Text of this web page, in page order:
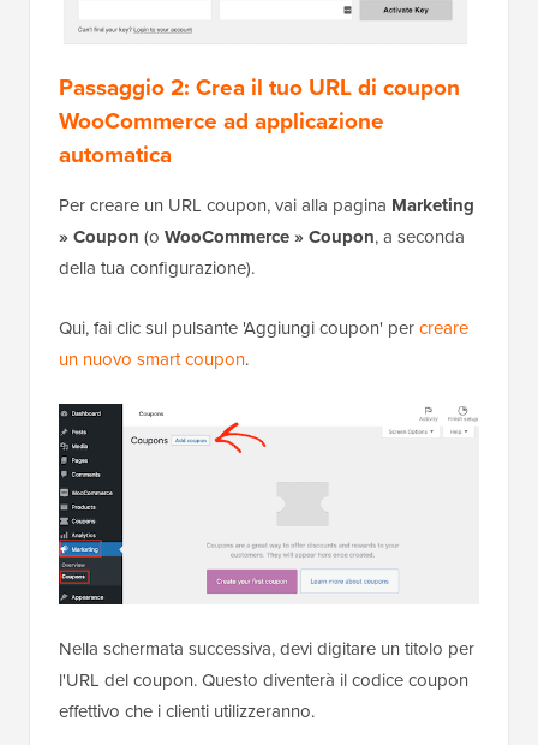
Passaggio 2: Crea il tuo URL di coupon
WooCommerce ad applicazione
automatica
Per creare un URL coupon, vai alla pagina Marketing
» Coupon (o WooCommerce » Coupon, a seconda
della tua configurazione).
Qui, fai clic sul pulsante 'Aggiungi coupon' percreare
un nuovo smart coupon.
Nella schermata successiva, devi digitare un titolo per
l'URL del coupon. Questo diventerà il codice coupon
effettivo che i clienti utilizzeranno.